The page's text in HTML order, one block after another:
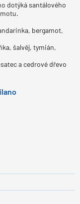
dotýká santálového
bergamot,
šalvěj, tymián,
a cedrové dřevo